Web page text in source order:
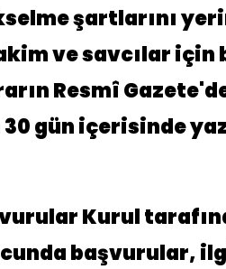
şartlarını
ve savcılar için
Resmî
gün içerisinde
Kurul
başvurular,